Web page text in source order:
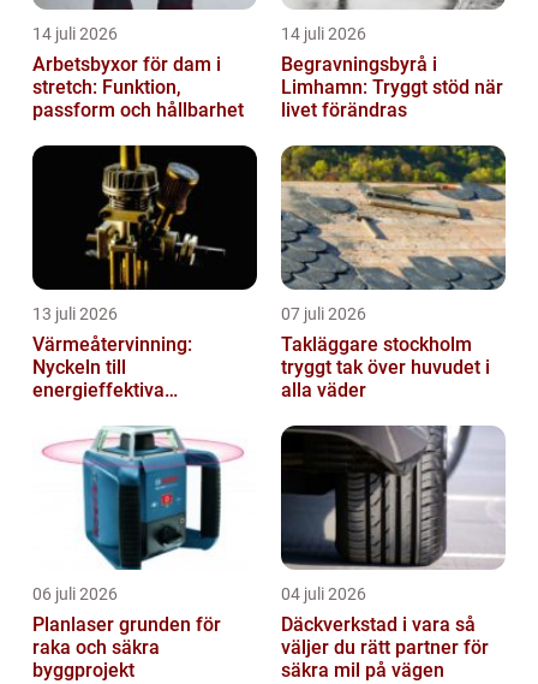
14 juli 2026
Arbetsbyxor för dam i
stretch: Funktion,
passform och hållbarhet
14 juli 2026
Begravningsbyrå i
Limhamn: Tryggt stöd när
livet förändras
13 juli 2026
Värmeåtervinning:
Nyckeln till
energieffektiva
07 juli 2026
Takläggare stockholm
tryggt tak över huvudet i
alla väder
06 juli 2026
Planlaser grunden för
raka och säkra
byggprojekt
04 juli 2026
Däckverkstad i vara så
väljer du rätt partner för
säkra mil på vägen